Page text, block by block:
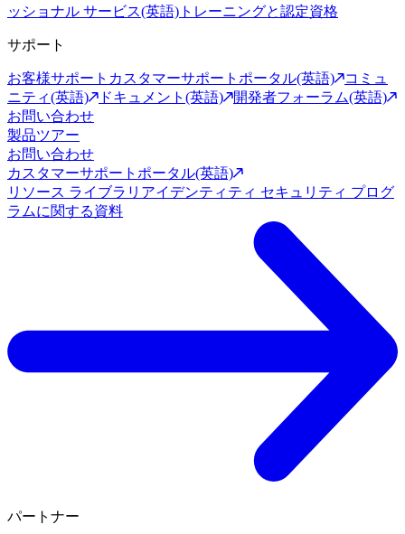
ッショナル サービス(英語) トレーニングと認定資格
サポート
お客様サポート カスタマーサポートポータル(英語)
コミュ
ニティ(英語)
ドキュメント(英語)
開発者フォーラム(英語)
お問い合わせ
製品ツアー
お問い合わせ
カスタマーサポートポータル(英語)
リソース ライブラリ アイデンティティ セキュリティ プログ
ラムに関する資料
パートナー